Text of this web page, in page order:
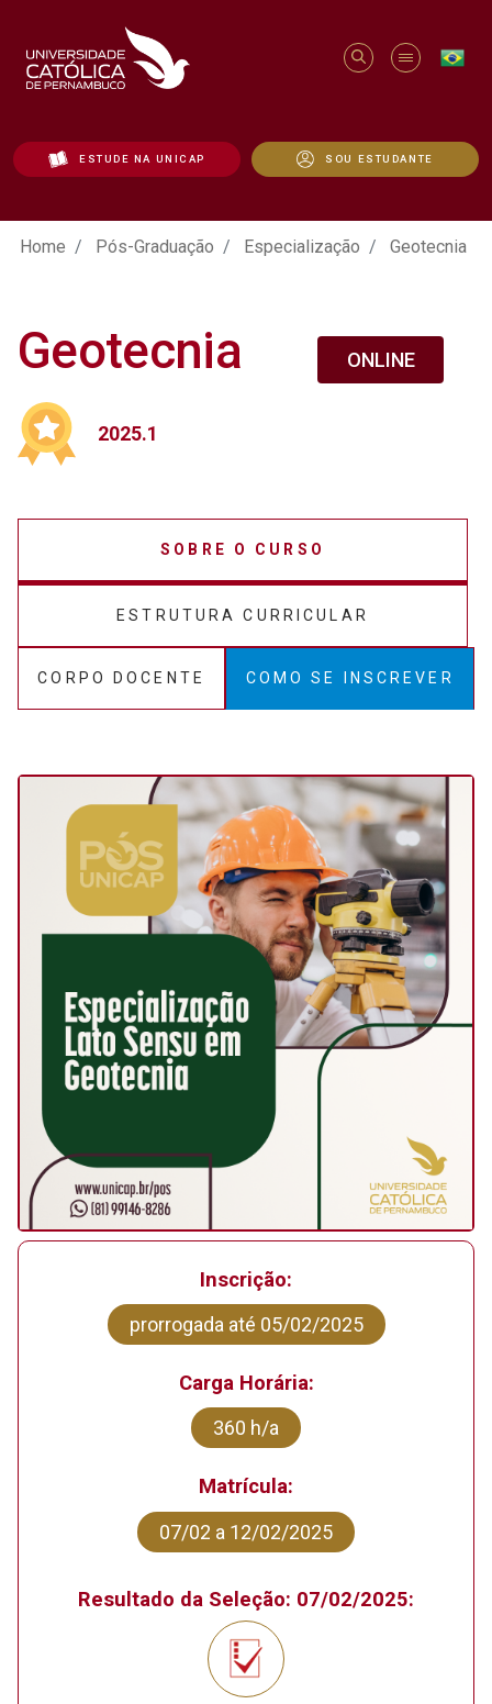
ESTUDE NA UNICAP SOU ESTUDANTE
Geotecnia - Unicap
Home Pós-Graduação Especialização Geotecnia
Geotecnia ONLINE
2025.1
SOBRE O CURSO
ESTRUTURA CURRICULAR
CORPO DOCENTE COMO SE INSCREVER
Inscrição:
prorrogada até 05/02/2025
Carga Horária:
360 h/a
Matrícula:
07/02 a 12/02/2025
Resultado da Seleção: 07/02/2025: